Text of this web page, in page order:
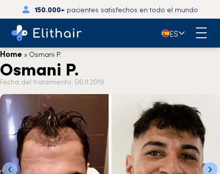
150.000+ pacientes satisfechos en todo el mundo
🇪🇸ES
Home » Osmani P.
Osmani P.
Fecha del tratamiento: 06.11.2019